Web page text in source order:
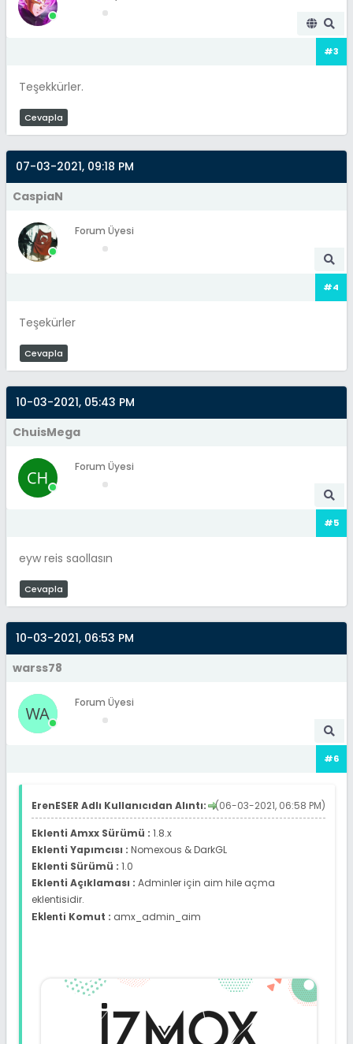
#3
Teşekkürler.
Cevapla
07-03-2021, 09:18 PM
CaspiaN
Forum Üyesi
#4
Teşekürler
Cevapla
10-03-2021, 05:43 PM
ChuisMega
Forum Üyesi
#5
eyw reis saollasın
Cevapla
10-03-2021, 06:53 PM
warss78
Forum Üyesi
#6
(06-03-2021, 06:58 PM)
ErenESER Adlı Kullanıcıdan Alıntı:
Eklenti Amxx Sürümü : 1.8.x
Eklenti Yapımcısı : Nomexous & DarkGL
Eklenti Sürümü : 1.0
Eklenti Açıklaması : Adminler için aim hile açma
eklentisidir.
Eklenti Komut : amx_admin_aim